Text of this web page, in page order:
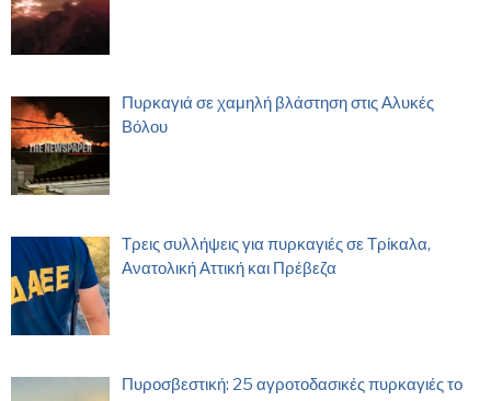
Πυρκαγιά σε χαμηλή βλάστηση στις Αλυκές
Βόλου
Τρεις συλλήψεις για πυρκαγιές σε Τρίκαλα,
Ανατολική Αττική και Πρέβεζα
Πυροσβεστική: 25 αγροτοδασικές πυρκαγιές το